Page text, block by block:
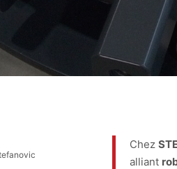
Chez
alliant